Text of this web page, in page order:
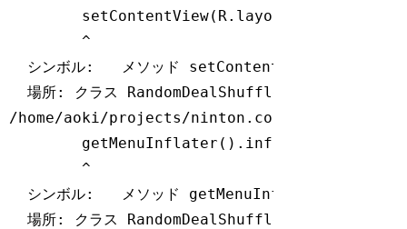
        ^
  シンボル:   メソッド setContentView(int)
  場所: クラス RandomDealShuffleActivity
/home/aoki/projects/ninton.co.jp/
        ^
  シンボル:   メソッド getMenuInflater()
  場所: クラス RandomDealShuffleActivity